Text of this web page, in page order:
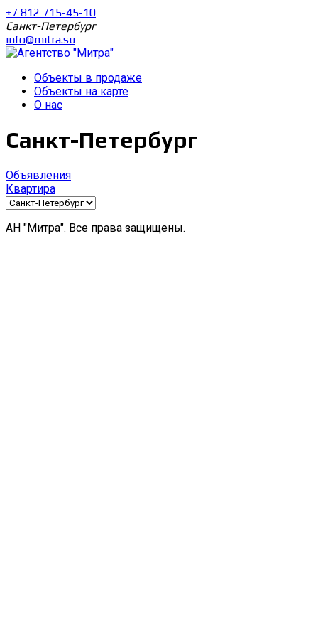
+7 812 715-45-10
Санкт-Петербург
info@mitra.su
Объекты в продаже
Объекты на карте
О нас
Санкт-Петербург
Объявления
Квартира
АН "Митра". Все права защищены.